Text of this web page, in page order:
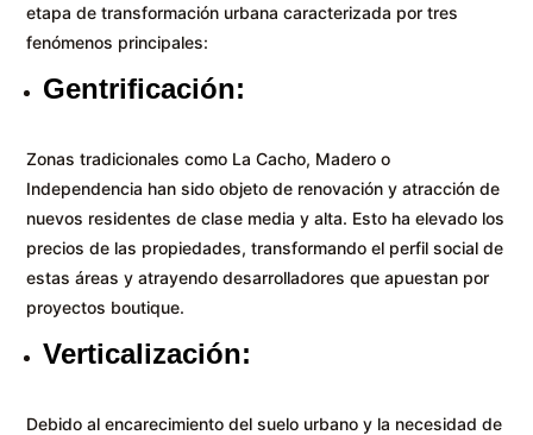
etapa de transformación urbana caracterizada por tres
fenómenos principales:
Gentrificación:
Zonas tradicionales como La Cacho, Madero o
Independencia han sido objeto de renovación y atracción de
nuevos residentes de clase media y alta. Esto ha elevado los
precios de las propiedades, transformando el perfil social de
estas áreas y atrayendo desarrolladores que apuestan por
proyectos boutique.
Verticalización:
Debido al encarecimiento del suelo urbano y la necesidad de